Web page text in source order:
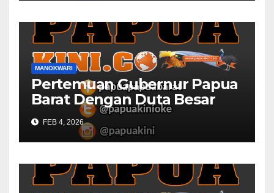
MANOKWARI
Pertemuan Gubernur Papua
Barat Dengan Duta Besar
Inggris Berbuah Manis
FEB 4, 2026